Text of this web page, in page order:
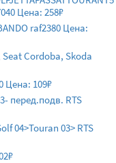
Цена: 258₽
raf2380 Цена:
Cordoba, Skoda
109₽
перед.подв. RTS
04>Touran 03> RTS